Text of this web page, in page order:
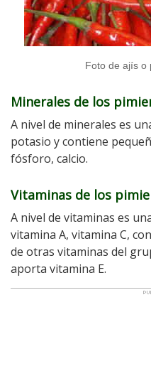
Foto de ajís o
Minerales de los
A nivel de minerales es
potasio y contiene
fósforo, calcio.
Vitaminas de los
A nivel de vitaminas es
vitamina A, vitamina C,
de otras vitaminas del
aporta vitamina E.